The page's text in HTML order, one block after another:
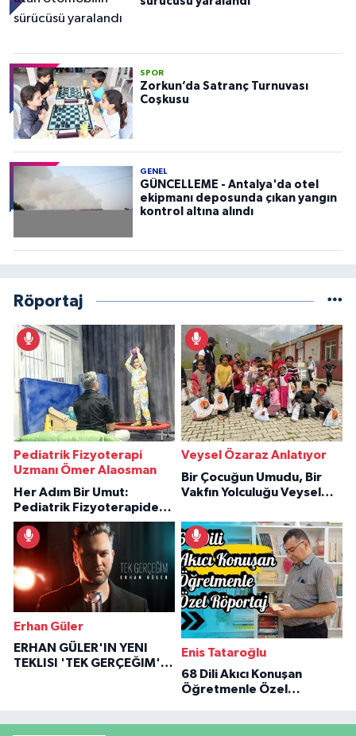
SPOR
Zorkun’da Satranç Turnuvası
Coşkusu
GENEL
GÜNCELLEME - Antalya'da otel
ekipmanı deposunda çıkan yangın
kontrol altına alındı
Röportaj
Pediatrik Fizyoterapi
Uzmanı Ömer Alaosman
Her Adım Bir Umut:
Pediatrik Fizyoterapiden
İlham Veren Hikâyeler
Veysel Özaraz Anlatıyor
Bir Çocuğun Umudu, Bir
Vakfın Yolculuğu Veysel
Erhan Güler
ERHAN GÜLER'IN YENI
TEKLISI 'TEK GERÇEĞIM'LE
Enis Tataroğlu
68 Dili Akıcı Konuşan
Öğretmenle Özel